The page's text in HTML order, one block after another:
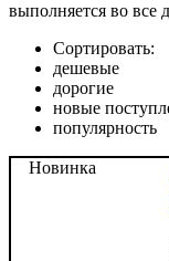
выполняется во все
Сортировать:
дешевые
дорогие
новые
популярность
Новинка